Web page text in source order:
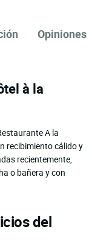
Opiniones
à la
A la
recibimiento cálido y
recientemente,
o bañera y con
del